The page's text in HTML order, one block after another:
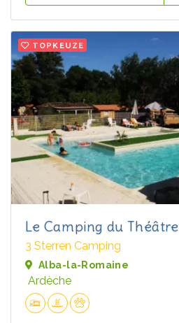
TOPKEUZE
Le Camping du Théâtre
3 Sterren Camping
Alba-la-Romaine
Ardèche